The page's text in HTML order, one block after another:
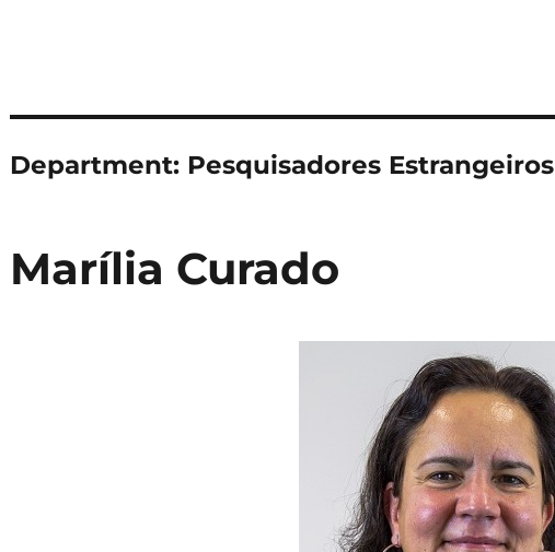
Department: Pesquisadores Estrangeiros
Marília Curado